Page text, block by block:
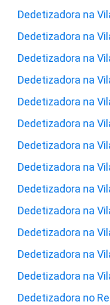
Dedetizadora na
Dedetizadora na
Dedetizadora na
Dedetizadora na
Dedetizadora na
Dedetizadora na
Dedetizadora na
Dedetizadora na
Dedetizadora na
Dedetizadora na
Dedetizadora na
Dedetizadora na
Dedetizadora na
Dedetizadora no